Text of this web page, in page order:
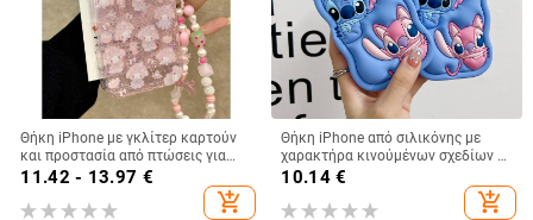
Θήκη iPhone με γκλίτερ καρτούν
και προστασία από πτώσεις για
iPhone 16 Pro Max, 15, 14 Pro, 13
11.42 - 13.97 €
add_shopping_cart
Θήκη iPhone από σιλικόνης με
χαρακτήρα κινούμένων σχεδίων –
προστασία από πτώσεις, ματ
φινίρισμα, συμβατή με iPhone
11/12/13/14 σειρά (Pro/Max)
10.14€
add_shopping_cart